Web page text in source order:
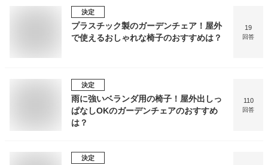
決定
プラスチック製のガーデンチェア！屋外
で使えるおしゃれな椅子のおすすめは？
19
回答
決定
雨に強いベランダ用の椅子！屋外出しっ
ぱなしOKのガーデンチェアのおすすめ
は？
110
回答
決定